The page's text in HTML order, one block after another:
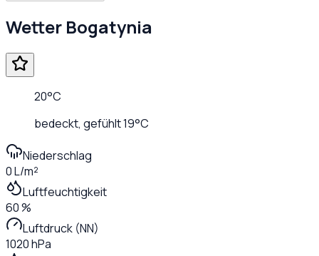
Wetter Bogatynia
20°C
bedeckt, gefühlt19°C
Niederschlag
0 L/m²
Luftfeuchtigkeit
60 %
Luftdruck (NN)
1020 hPa